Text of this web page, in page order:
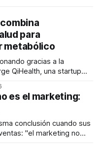
para
metabólico
gracias a la
QiHealth, una startup
artificial y monitoreo
a tomar mejores
Su propuesta busca
es el marketing:
conclusión cuando sus
"el marketing no